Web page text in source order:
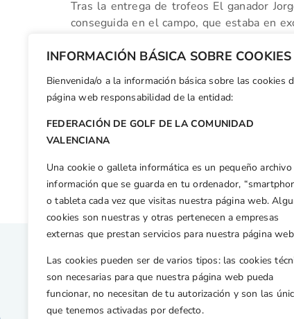
INFORMACIÓN BÁSICA SOBRE COOKIES
Bienvenida/o a la información básica sobre las cookies
página web responsabilidad de la entidad:
FEDERACIÓN DE GOLF DE LA COMUNIDAD
VALENCIANA
Una cookie o galleta informática es un pequeño archivo
información que se guarda en tu ordenador,
o tableta cada vez que visitas nuestra página web.
cookies son nuestras y otras pertenecen a empresas
externas que prestan servicios para nuestra página
Las cookies pueden ser de varios tipos: las cookies
son necesarias para que nuestra página web pueda
funcionar, no necesitan de tu autorización y son las
que tenemos activadas por defecto.
Tras la entrega de trofeos El ganador
conseguida en el campo, que estaba en
superado a José I. Criado que era, sin
Facebook
X WhatsApp
LinkedIn
Email